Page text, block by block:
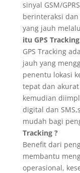
sinyal GSM/
berinteraksi
yang jauh
itu GPS
GPS Tracking
jauh yang
penentu lokasi
tepat dan
kemudian
digital dan
mudah bagi
Tracking ?
Benefit dari
membantu
operasional,